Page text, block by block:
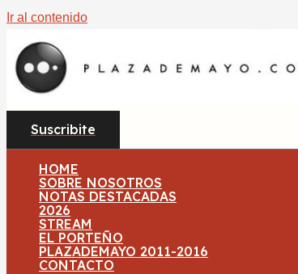
Ir al contenido
Suscribite
HOME
SOBRE NOSOTROS
NOTAS DESTACADAS
2026
STREAM
EL PORTEÑO
PLAZADEMAYO 2011-2016
CONTACTO